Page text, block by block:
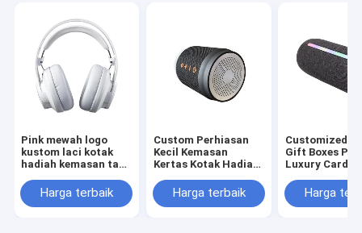
Pink mewah logo
kustom laci kotak
hadiah kemasan tas
Harga terbaik
Custom Perhiasan
Kecil Kemasan
Kertas Kotak Hadiah
Packing Box
Harga terbaik
Customized
Gift Boxes
Luxury
Perhiasan
Rose Gift Box
Harga